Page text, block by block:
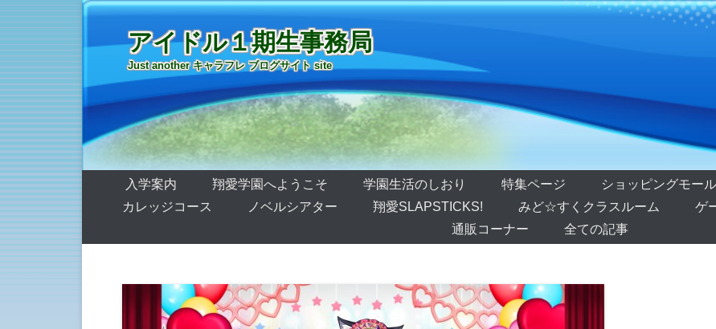
アイドル１期生事務局
Just another キャラフレ ブログサイト site
第1メニュー
コンテンツへ移動
入学案内 翔愛学園へようこそ 学園生活のしおり 特集ページ ショッピングモール
カレッジコース
ノベルシアター 翔愛SLAPSTICKS! みど☆すくクラスルーム ゲ
通販コーナー
全ての記事